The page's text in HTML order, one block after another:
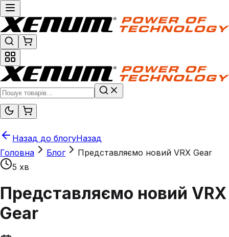
Назад до блогуНазад
Головна
Блог
Представляємо новий VRX Gear
5 хв
Представляємо новий VRX
Gear